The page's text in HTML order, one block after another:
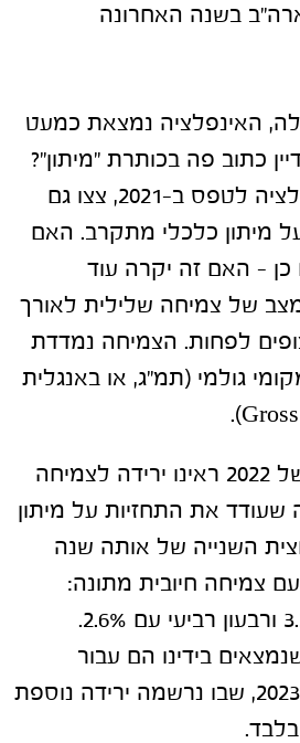
בשנה האחרונה
האינפלציה נמצאת כמעט
כתוב פה בכותרת "מיתון"?
מאז שהחלה האינפלציה לטפס ב-2021, צצו גם
מיתון כלכלי מתקרב. האם
כן – האם זה יקרה עוד
הוא מצב של צמיחה שלילית לאורך
רצופים לפחות. הצמיחה נמדדת
גולמי (תמ"ג, או באנגלית
במחצית הראשונה של 2022 ראינו ירידה לצמיחה
את התחזיות על מיתון
השנייה של אותה שנה
צמיחה חיובית מתונה:
רבעון שלישי עם 3.2% ורבעון רביעי עם 2.6%.
בידינו הם עבור
הרבעון הראשון של 2023, שבו נרשמה ירידה נוספת